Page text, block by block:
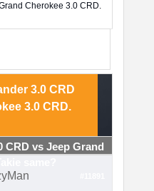
Cherokee 3.0 CRD.
3.0 CRD
3.0 CRD.
CRD vs Jeep Grand
same?